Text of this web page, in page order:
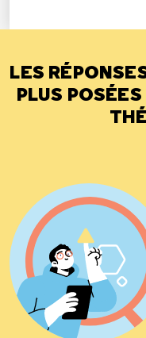
LES
PLUS